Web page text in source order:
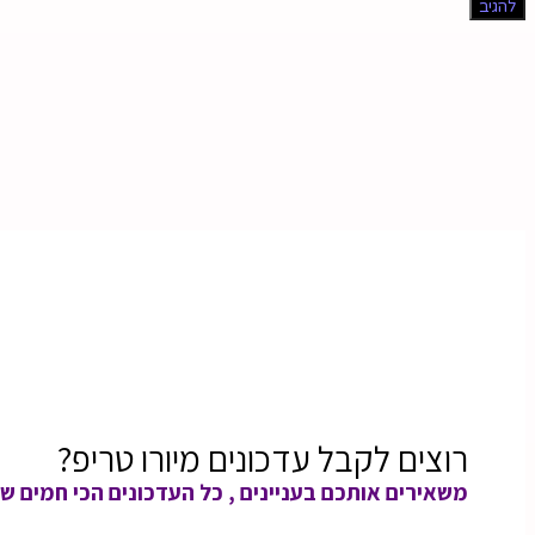
רוצים לקבל עדכונים מיורו טריפ?
משאירים אותכם בעניינים , כל העדכונים הכי חמים